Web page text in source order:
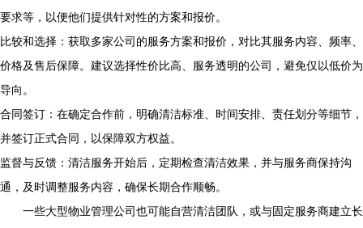
要求等，以便他们提供针对性的方案和报价。
比较和选择：获取多家公司的服务方案和报价，对比其服务内容、频率、
价格及售后保障。建议选择性价比高、服务透明的公司，避免仅以低价为
导向。
合同签订：在确定合作前，明确清洁标准、时间安排、责任划分等细节，
并签订正式合同，以保障双方权益。
监督与反馈：清洁服务开始后，定期检查清洁效果，并与服务商保持沟
通，及时调整服务内容，确保长期合作顺畅。
一些大型物业管理公司也可能自营清洁团队，或与固定服务商建立长